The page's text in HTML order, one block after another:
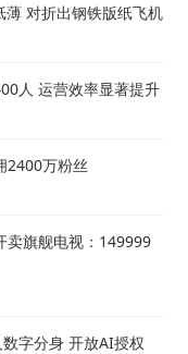
对折出钢铁版纸飞机
人 运营效率显著提升
2400万粉丝
卖旗舰电视：149999
字分身 开放AI授权